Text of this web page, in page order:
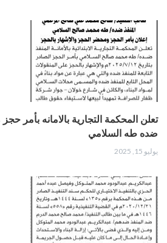
تعلن المحكمة التجارية بالامانه بأمر حجز
ضده طه السلامي
يوليو 15, 2025